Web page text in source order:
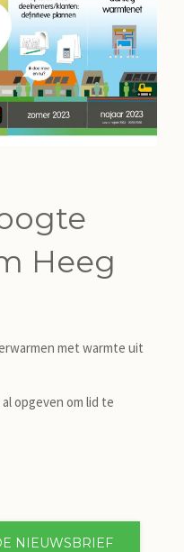
Heeg
met warmte uit
opgeven om lid te
NIEUWSBRIEF